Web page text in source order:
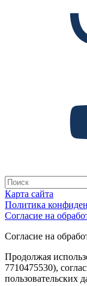
Карта сайта
Политика
Согласие на
Согласие на
Продолжая
7710475530),